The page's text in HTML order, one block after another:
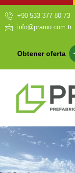
+90 533 377 80 73
info@pramo.com.tr
Obtener oferta